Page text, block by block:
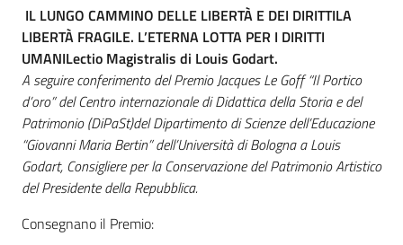
Assemblea
legislativa
IL LUNGO CAMMINO DELLE LIBERTÀ E DEI DIRITTILA
LIBERTÀ FRAGILE. L’ETERNA LOTTA PER I DIRITTI
UMANILectio Magistralis di Louis Godart.
A seguire conferimento del Premio Jacques Le Goff “Il Portico
d’oro” del Centro internazionale di Didattica della Storia e del
Patrimonio (DiPaSt)del Dipartimento di Scienze dell’Educazione
“Giovanni Maria Bertin” dell’Università di Bologna a Louis
Godart, Consigliere per la Conservazione del Patrimonio Artistico
del Presidente della Repubblica.
Consegnano il Premio: